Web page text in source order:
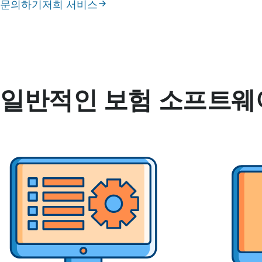
문의하기저희 서비스
일반적인 보험 소프트